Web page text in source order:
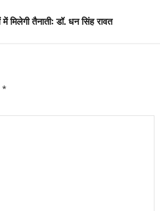
मिलेगी तैनाती: डॉ. धन सिंह रावत
*